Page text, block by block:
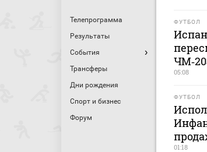
Телепрограмма
Результаты
События
Трансферы
Дни рождения
Спорт и бизнес
Форум
ФУТБОЛ
05:08
ФУТБОЛ
01:18